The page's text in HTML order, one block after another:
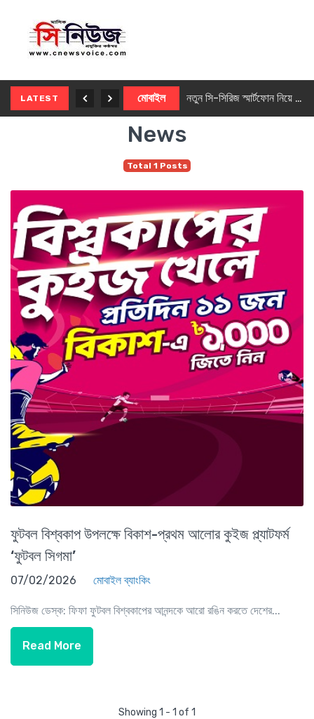
LATEST মোবাইল নতুন সি-সিরিজ স্মার্টফোন নিয়ে আসছে রিয়েলমি
News
Total 1 Posts
ফুটবল বিশ্বকাপ উপলক্ষে বিকাশ-প্রথম আলোর কুইজ প্ল্যাটফর্ম
‘ফুটবল সিগমা’
07/02/2026 মোবাইল ব্যাংকিং
সিনিউজ ডেস্ক: ফিফা ফুটবল বিশ্বকাপের আনন্দকে আরো রঙিন করতে দেশের...
Read More
Showing 1 - 1 of 1